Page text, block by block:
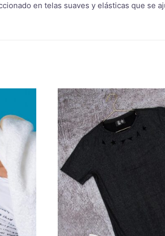
en telas suaves y elásticas que